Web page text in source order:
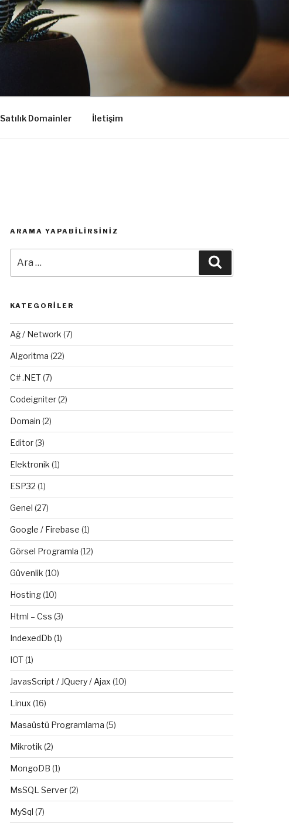
Satılık Domainler İletişim
ARAMA YAPABILIRSINIZ
KATEGORILER
Ağ / Network (7)
Algoritma (22)
C# .NET(7)
Codeigniter(2)
Domain (2)
Editor(3)
Elektronik (1)
ESP32 (1)
Genel (27)
Google / Firebase (1)
Görsel Programla (12)
Güvenlik (10)
Hosting(10)
Html – Css (3)
IndexedDb (1)
IOT(1)
JavasScript / JQuery / Ajax (10)
Linux (16)
Masaüstü Programlama (5)
Mikrotik (2)
MongoDB (1)
MsSQL Server(2)
MySql (7)